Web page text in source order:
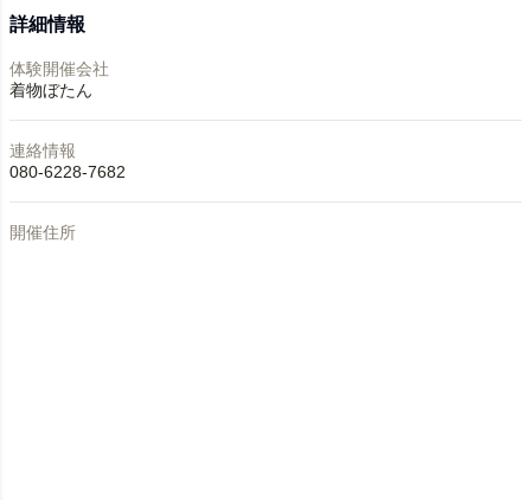
詳細情報
体験開催会社
着物ぼたん
連絡情報
080-6228-7682
開催住所